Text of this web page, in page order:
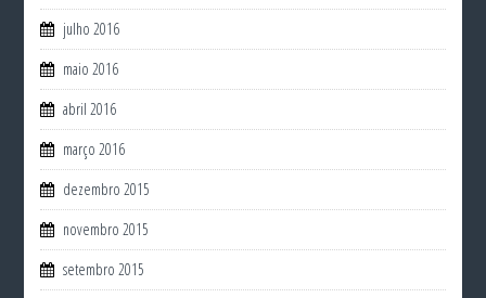
julho 2016
maio 2016
abril 2016
março 2016
dezembro 2015
novembro 2015
setembro 2015